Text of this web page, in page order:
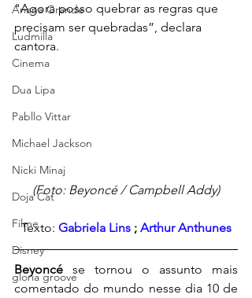
Ariana Grande
Ludmilla
Cinema
Dua Lipa
Pabllo Vittar
Michael Jackson
Nicki Minaj
Doja Cat
Filme
Disney
gloria groove
"Agora posso quebrar as regras que
precisam ser quebradas”, declara
cantora.
(Foto: Beyoncé / Campbell Addy)
Texto: Gabriela Lins ; Arthur Anthunes
Beyoncé se tornou o assunto mais
comentado do mundo nesse dia 10 de